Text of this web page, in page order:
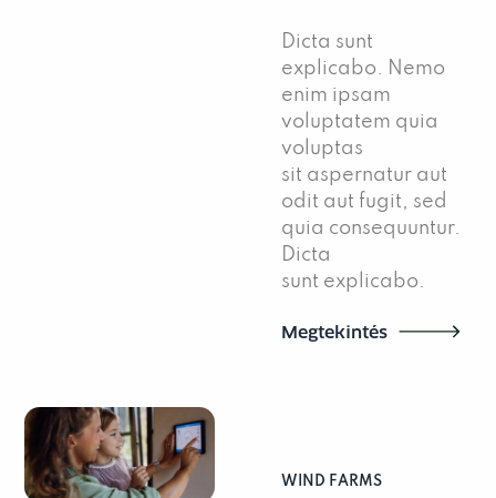
Dicta sunt
explicabo. Nemo
enim ipsam
voluptatem quia
voluptas
sit aspernatur aut
odit aut fugit, sed
quia consequuntur.
Dicta
sunt explicabo.
Megtekintés
WIND FARMS